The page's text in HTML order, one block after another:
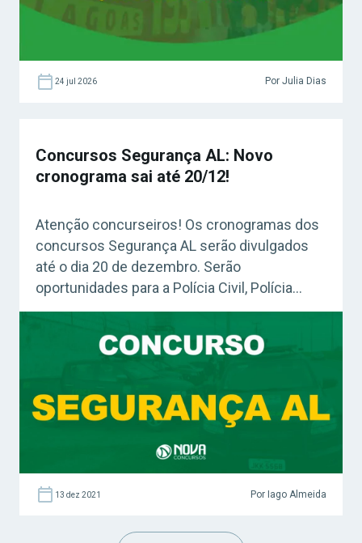
24 jul 2026 Por Julia Dias
Concursos Segurança AL: Novo
cronograma sai até 20/12!
Atenção concurseiros! Os cronogramas dos
concursos Segurança AL serão divulgados
até o dia 20 de dezembro. Serão
oportunidades para a Polícia Civil, Polícia
Militar e Corpo de Bombeiros. Expectativa
bimestre de 2022. Acesse agora o Curso
Plano de Estudos (Grátis) Concursos
Segurança AL: […]
13 dez 2021 Por Iago Almeida